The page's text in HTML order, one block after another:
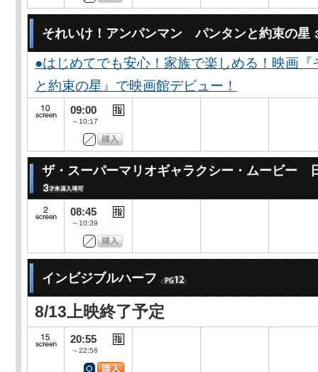
それいけ！アンパンマン パンタンと約束の星
●はじめてでも安心！家族で楽しめる！映画
と約束の星』で映画館デビュー！
09:00
～10:17
ザ・スーパーマリオギャラクシー・ムービー
08:45
～10:39
インビジブルハーフ
8/13上映終了予定
20:55
～22:56